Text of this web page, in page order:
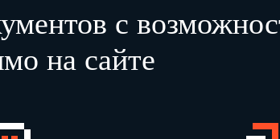
с
на сайте